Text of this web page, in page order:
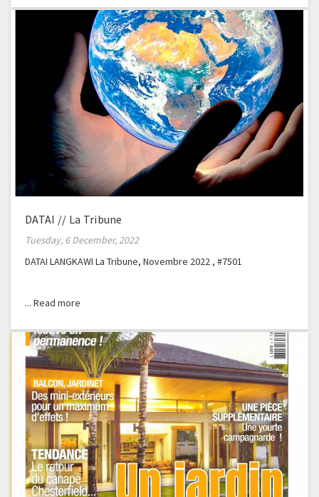
DATAI // La Tribune
Tuesday, 6 December, 2022
DATAI LANGKAWI La Tribune, Novembre 2022 , #7501